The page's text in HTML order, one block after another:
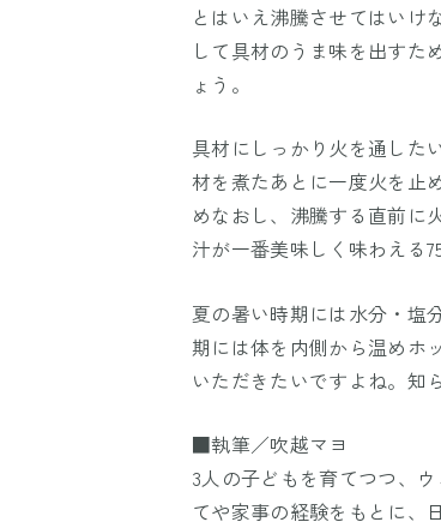
とはいえ沸騰させてはいけ
して具材のうま味を出すた
ょう。
具材にしっかり火を通した
材を煮たあとに一度火を止
めなおし、沸騰する直前に
汁が一番美味しく味わえる
夏の暑い時期には水分・塩
期には体を内側から温めホ
いただきたいですよね。知
■執筆／吹越マヨ
3人の子どもを育てつつ、
てや家事の経験をもとに、